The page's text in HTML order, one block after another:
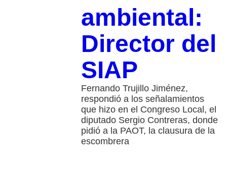
ambiental:
Director del
SIAP
Fernando Trujillo Jiménez,
respondió a los señalamientos
que hizo en el Congreso Local, el
diputado Sergio Contreras, donde
pidió a la PAOT, la clausura de la
escombrera